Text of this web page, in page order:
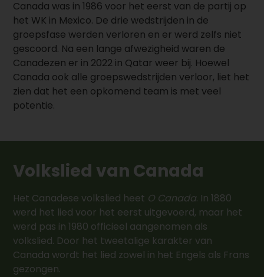
Canada was in 1986 voor het eerst van de partij op
het WK in Mexico. De drie wedstrijden in de
groepsfase werden verloren en er werd zelfs niet
gescoord. Na een lange afwezigheid waren de
Canadezen er in 2022 in Qatar weer bij. Hoewel
Canada ook alle groepswedstrijden verloor, liet het
zien dat het een opkomend team is met veel
potentie.
Volkslied van Canada
Het Canadese volkslied heet O Canada. In 1880
werd het lied voor het eerst uitgevoerd, maar het
werd pas in 1980 officieel aangenomen als
volkslied. Door het tweetalige karakter van
Canada wordt het lied zowel in het Engels als Frans
gezongen.